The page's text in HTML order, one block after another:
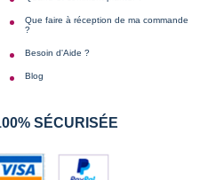
Que faire à réception de ma commande
?
Besoin d'Aide ?
Blog
SÉCURISÉE